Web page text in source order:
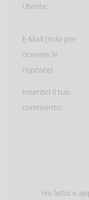
Utente:
E-Mail (solo per
ricevere le
risposte)
Inserisci il tuo
commento:
Ho letto e